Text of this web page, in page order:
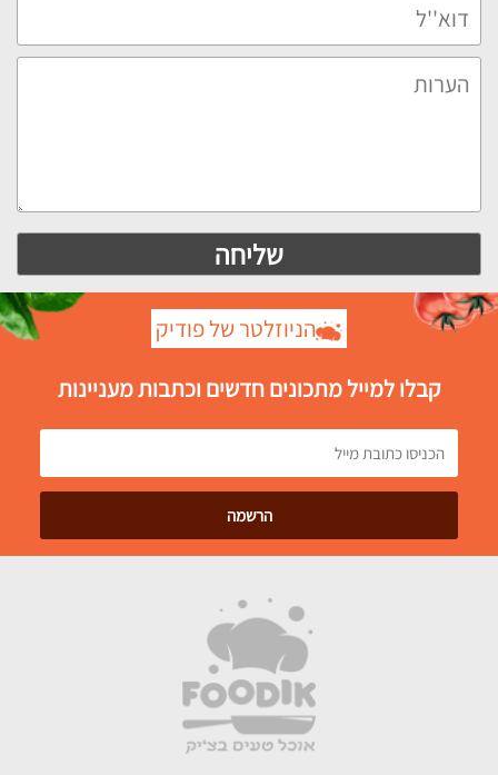
הניוזלטר של פודיק
קבלו למייל מתכונים חדשים וכתבות מעניינות